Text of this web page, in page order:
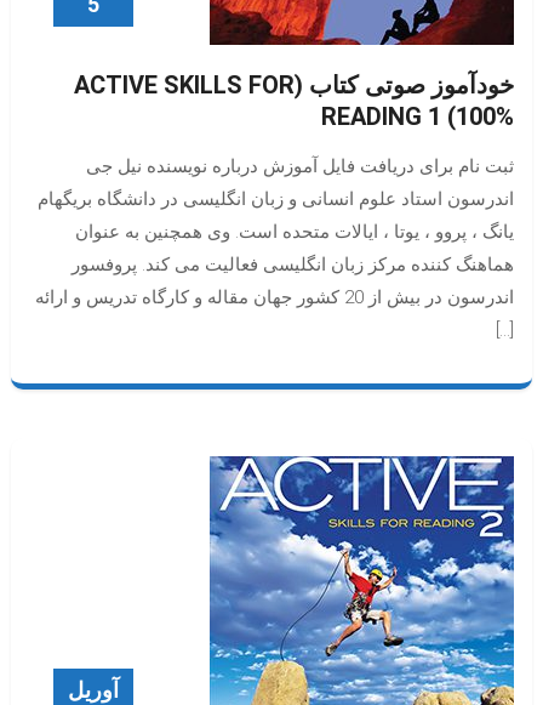
خودآموز صوتی کتاب (ACTIVE SKILLS FOR
READING 1 (100%
ثبت نام برای دریافت فایل آموزش درباره نویسنده نیل جی
اندرسون استاد علوم انسانی و زبان انگلیسی در دانشگاه بریگهام
یانگ ، پروو ، یوتا ، ایالات متحده است. وی همچنین به عنوان
هماهنگ کننده مرکز زبان انگلیسی فعالیت می کند. پروفسور
اندرسون در بیش از 20 کشور جهان مقاله و کارگاه تدریس و ارائه
[…]
آوریل